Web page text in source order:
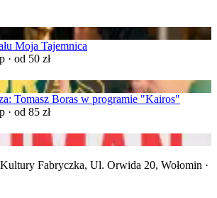
Moja Tajemnica
· od 50 zł
Tomasz Boras w programie "Kairos"
· od 85 zł
Fabryczka, Ul. Orwida 20, Wołomin ·